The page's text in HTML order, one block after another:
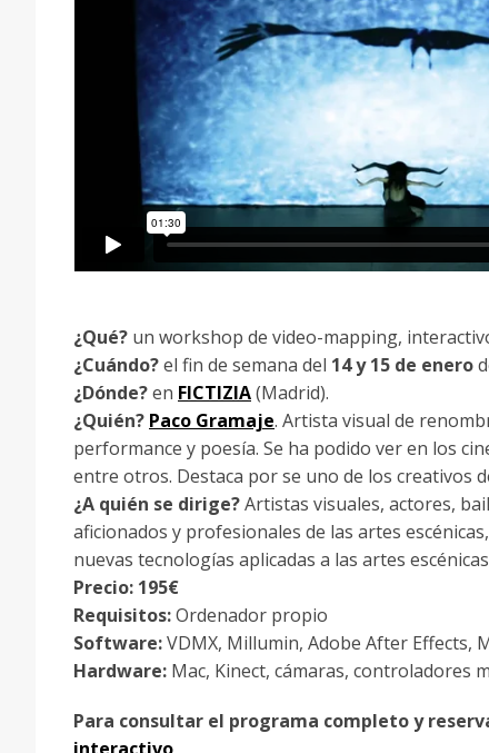
¿Qué? un workshop de video-mapping,
¿Cuándo?el fin de semana del 14 y 15 de enero
¿Dónde?en FICTIZIA(Madrid).
¿Quién? Paco Gramaje. Artista visual de
performance y poesía. Se ha podido ver en los
entre otros. Destaca por se uno de los creativos
¿A quién se dirige?Artistas visuales, actores,
aficionados y profesionales de las artes
nuevas tecnologías aplicadas a las artes
Precio: 195€
Requisitos:Ordenador propio
Software:VDMX, Millumin, Adobe After Effects,
Hardware: Mac, Kinect, cámaras, controladores
Para consultar el programa completo y